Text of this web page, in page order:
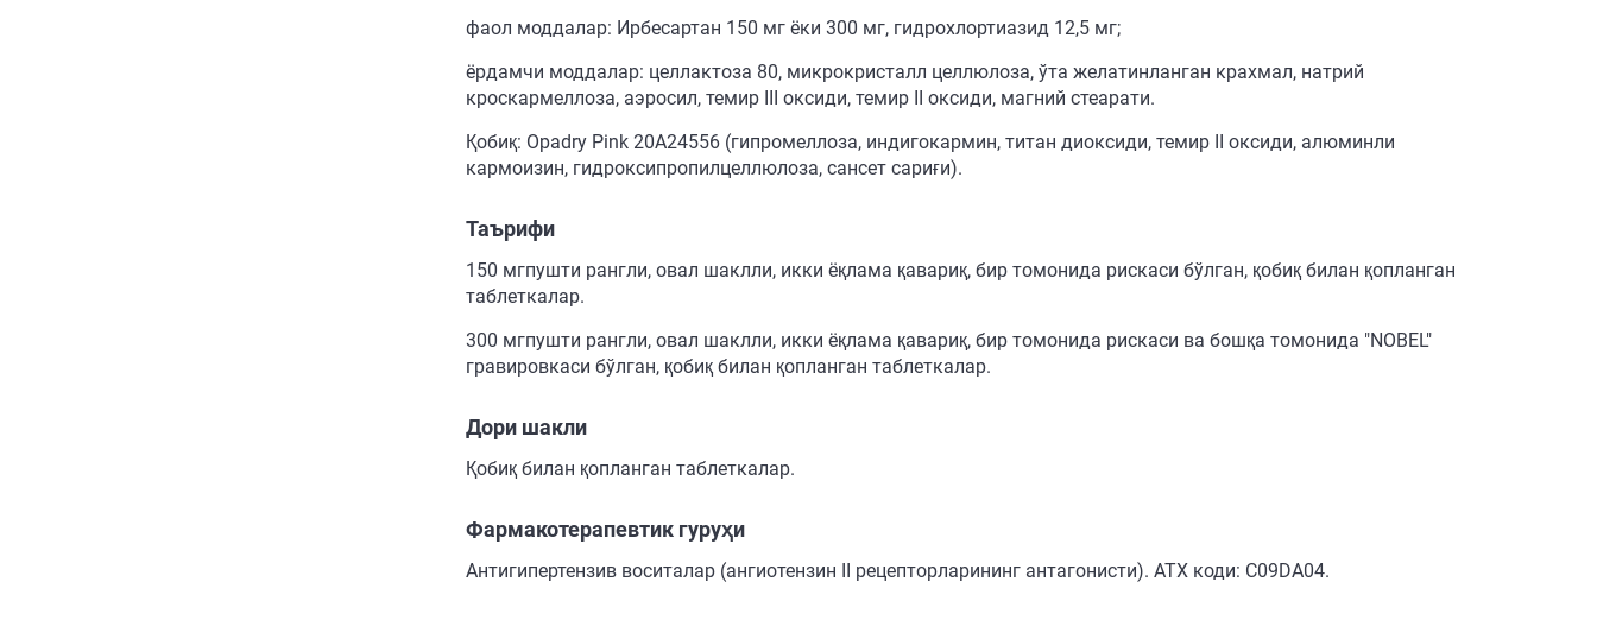
фаол моддалар: Ирбесартан 150 мг ёки 300 мг, гидрохлортиазид 12,5 мг;
ёрдамчи моддалар: целлактоза 80, микрокристалл целлюлоза, ўта желатинланган крахмал, натрий
кроскармеллоза, аэросил, темир III оксиди, темир II оксиди, магний стеарати.
Қобиқ: Opadry Pink 20A24556 (гипромеллоза, индигокармин, титан диоксиди, темир II оксиди, алюминли
кармоизин, гидроксипропилцеллюлоза, сансет сариғи).
Таърифи
150 мгпушти рангли, овал шаклли, икки ёқлама қавариқ, бир томонида рискаси бўлган, қобиқ билан қопланган
таблеткалар.
300 мгпушти рангли, овал шаклли, икки ёқлама қавариқ, бир томонида рискаси ва бошқа томонида "NOBEL"
гравировкаси бўлган, қобиқ билан қопланган таблеткалар.
Дори шакли
Қобиқ билан қопланган таблеткалар.
Фармакотерапевтик гуруҳи
Антигипертензив воситалар (ангиотензин II рецепторларининг антагонисти). АТХ коди: С09DА04.